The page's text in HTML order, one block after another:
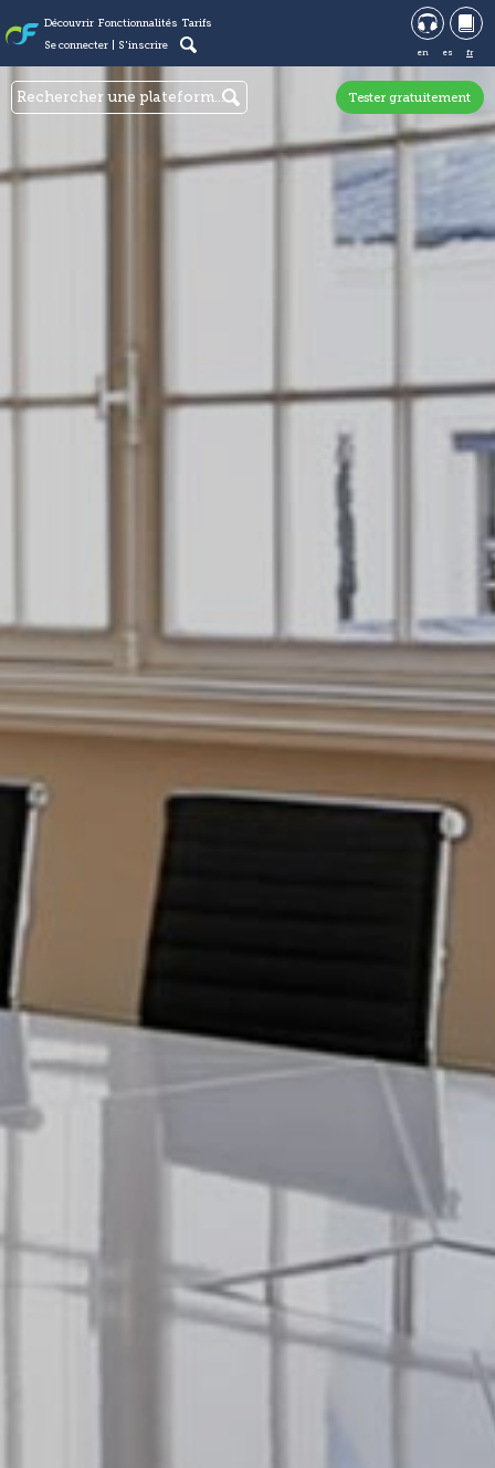
Découvrir Fonctionnalités Tarifs
Se connecter
S'inscrire
en es fr
Tester gratuitement